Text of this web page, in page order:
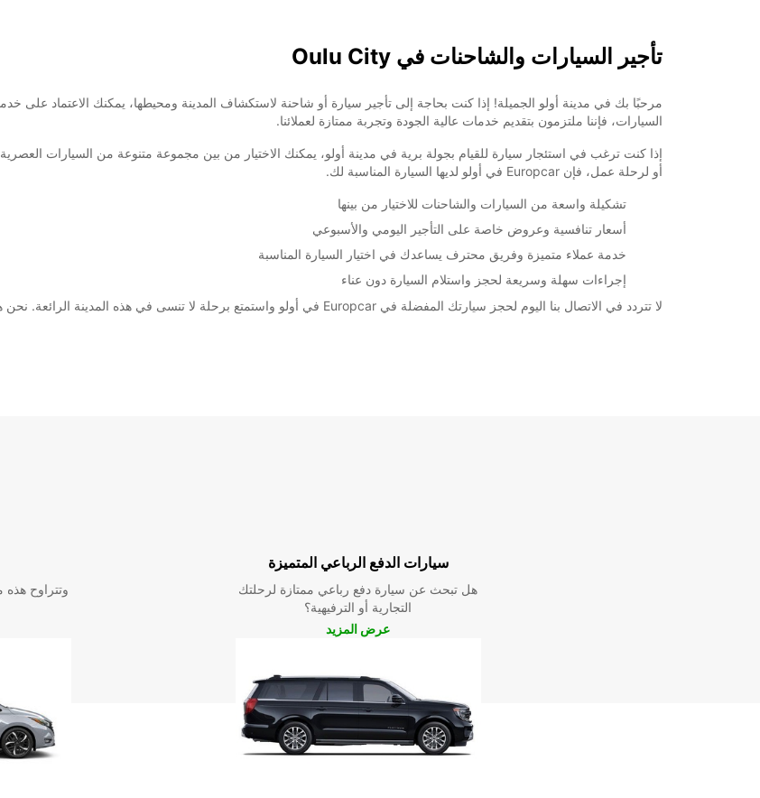
تأجير السيارات والشاحنات في Oulu City
السيارات، فإننا ملتزمون بتقديم خدمات عالية الجودة وتجربة ممتازة لعملائنا.
إذا كنت ترغب في استئجار سيارة للقيام بجولة برية في مدينة أولو، يمكنك الاختيار من بين مجموعة متنوعة من السيارات
أو لرحلة عمل، فإن Europcar في أولو لديها السيارة المناسبة لك.
تشكيلة واسعة من السيارات والشاحنات للاختيار من بينها
أسعار تنافسية وعروض خاصة على التأجير اليومي والأسبوعي
خدمة عملاء متميزة وفريق محترف يساعدك في اختيار السيارة المناسبة
إجراءات سهلة وسريعة لحجز واستلام السيارة دون عناء
لا تتردد في الاتصال بنا اليوم لحجز سيارتك المفضلة في Europcar في أولو واستمتع برحلة لا تنسى في هذه المدينة الرائعة. نحن هنا لخدمتك وجعل تجربتك في تأجير السيارات سهلة ومريحة!
وتتراوح
سيارات الدفع الرباعي المتميزة
هل تبحث عن سيارة دفع رباعي ممتازة لرحلتك
التجارية أو الترفيهية؟
عرض المزيد